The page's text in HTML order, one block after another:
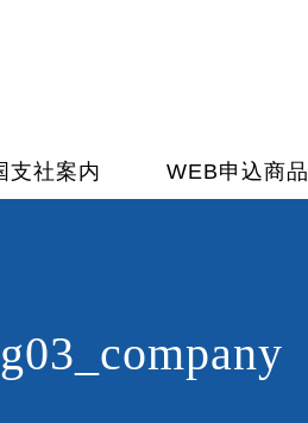
支社案内 WEB申込商品